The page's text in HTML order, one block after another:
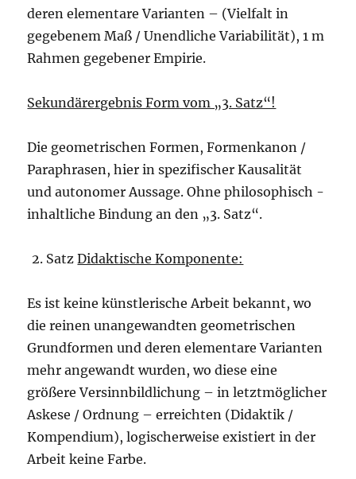
deren elementare Varianten – (Vielfalt in
gegebenem Maß / Unendliche Variabilität), 1 m
Rahmen gegebener Empirie.
Sekundärergebnis Form vom „3. Satz“!
Die geometrischen Formen, Formenkanon /
Paraphrasen, hier in spezifischer Kausalität
und autonomer Aussage. Ohne philosophisch -
inhaltliche Bindung an den „3. Satz“.
SatzDidaktische Komponente:
Es ist keine künstlerische Arbeit bekannt, wo
die reinen unangewandten geometrischen
Grundformen und deren elementare Varianten
mehr angewandt wurden, wo diese eine
größere Versinnbildlichung – in letztmöglicher
Askese / Ordnung – erreichten (Didaktik /
Kompendium), logischerweise existiert in der
Arbeit keine Farbe.